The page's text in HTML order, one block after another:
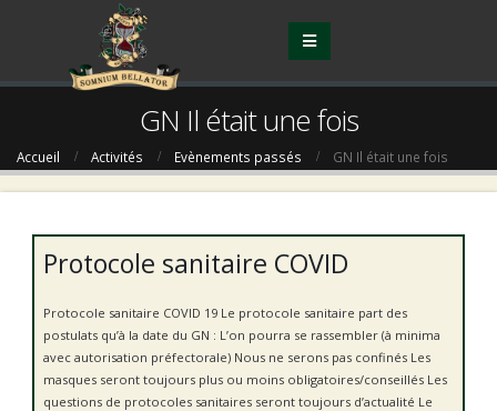
GN Il était une fois
Accueil Activités Evènements passés GN Il était une fois
Protocole sanitaire COVID
Protocole sanitaire COVID 19 Le protocole sanitaire part des
postulats qu’à la date du GN : L’on pourra se rassembler (à minima
avec autorisation préfectorale) Nous ne serons pas confinés Les
masques seront toujours plus ou moins obligatoires/conseillés Les
questions de protocoles sanitaires seront toujours d’actualité Le